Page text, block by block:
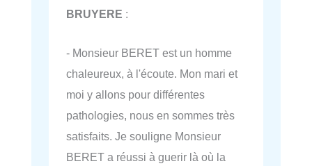
BRUYERE :
- Monsieur BERET est un homme
chaleureux, à l'écoute. Mon mari et
moi y allons pour différentes
pathologies, nous en sommes très
satisfaits. Je souligne Monsieur
BERET a réussi à guerir là où la